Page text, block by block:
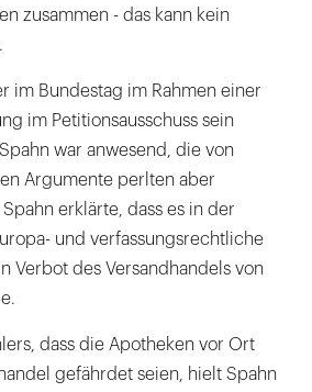
zusammen - das kann kein
im Bundestag im Rahmen einer
im Petitionsausschuss sein
war anwesend, die von
Argumente perlten aber
erklärte, dass es in der
und verfassungsrechtliche
Verbot des Versandhandels von
dass die Apotheken vor Ort
gefährdet seien, hielt Spahn